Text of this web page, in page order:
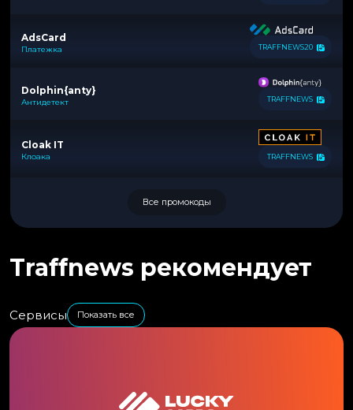
AdsCard
Платежка TRAFFNEWS20
Dolphin{anty}
Антидетект TRAFFNEWS
Cloak IT
Клоака TRAFFNEWS
Все промокоды
Traffnews рекомендует
Сервисы Показать все